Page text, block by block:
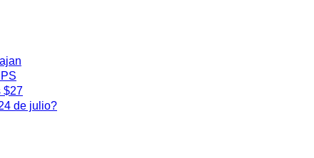
$27
de julio?